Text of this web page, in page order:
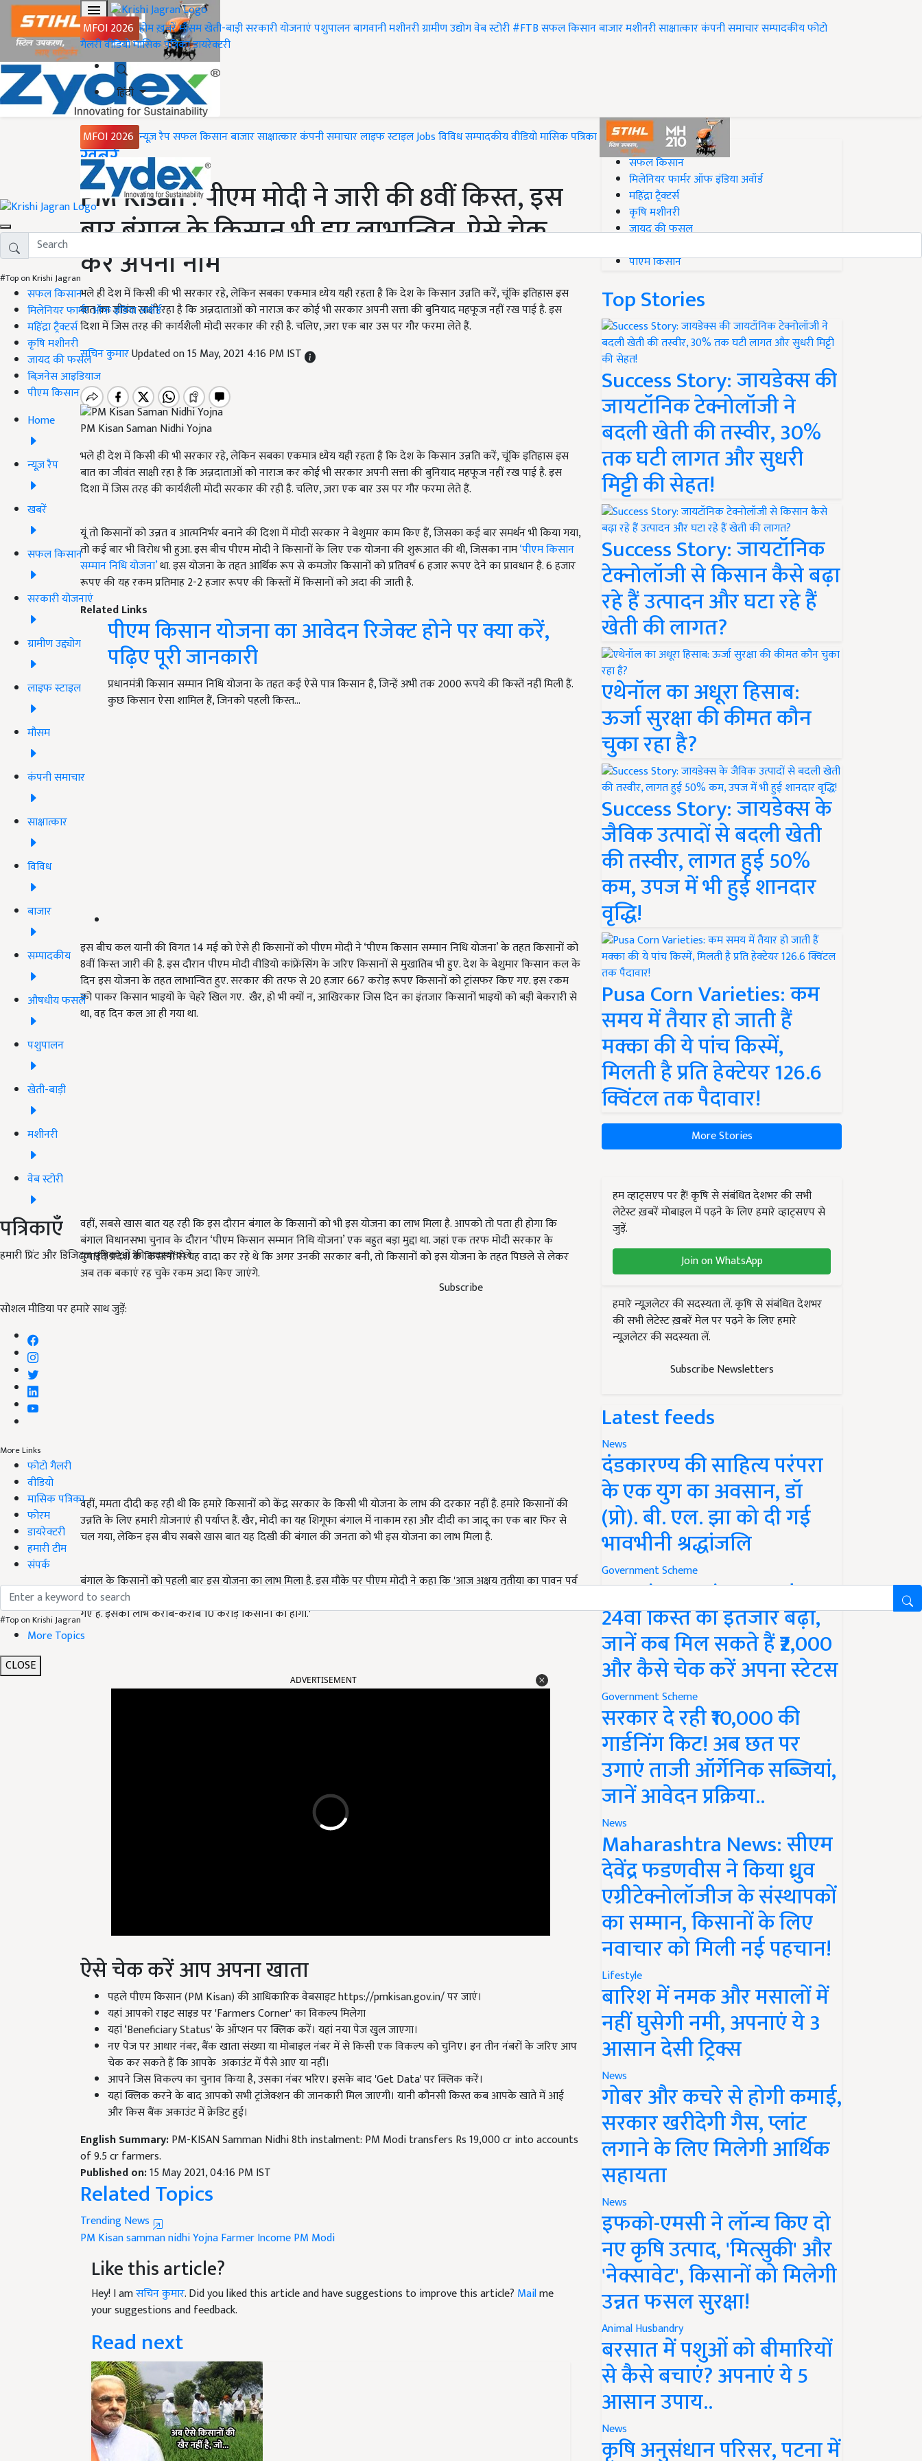
MFOI 2026 होमख़बरेंमौसमखेती-बाड़ीसरकारी योजनाएंपशुपालनबागवानीमशीनरीग्रामीण उद्योगवेब स्टोरी#FTBसफल किसानबाजारमशीनरीसाक्षात्कारकंपनी समाचारसम्पादकीयफोटो
गैलरीवीडियोमासिक पत्रिकाडायरेक्टरी
हिंदी
MFOI 2026 न्यूज़ रैपसफल किसानबाजारसाक्षात्कारकंपनी समाचारलाइफ स्टाइलJobsविविधसम्पादकीयवीडियोमासिक पत्रिका
#Top on Krishi Jagran
सफल किसान
मिलेनियर फार्मर ऑफ इंडिया अवॉर्ड
महिंद्रा ट्रैक्टर्स
कृषि मशीनरी
जायद की फसल
बिज़नेस आइडियाज
पीएम किसान
Home
न्यूज़ रैप
खबरें
सफल किसान
सरकारी योजनाएं
ग्रामीण उद्द्योग
लाइफ स्टाइल
मौसम
कंपनी समाचार
साक्षात्कार
विविध
बाजार
सम्पादकीय
औषधीय फसलें
पशुपालन
खेती-बाड़ी
मशीनरी
वेब स्टोरी
पत्रिकाएँ
हमारी प्रिंट और डिजिटल पत्रिकाओं की सदस्यता लें
Subscribe
सोशल मीडिया पर हमारे साथ जुड़ें:
More Links
फोटो गैलरी
वीडियो
मासिक पत्रिका
फोरम
डायरेक्टरी
हमारी टीम
संपर्क
#Top on Krishi Jagran
More Topics
CLOSE
Home
ख़बरें
PM Kisan : पीएम मोदी ने जारी की 8वीं किस्त, इस
बार बंगाल के किसान भी हुए लाभान्वित, ऐसे चेक
करें अपना नाम
भले ही देश में किसी की भी सरकार रहे, लेकिन सबका एकमात्र ध्येय यही रहता है कि देश के किसान उन्नति करें, चूंकि इतिहास इस
बात का जीवंत साक्षी रहा है कि अन्नदाताओं को नाराज कर कोई भी सरकार अपनी सत्ता की बुनियाद महफूज नहीं रख पाई है. इस
दिशा में जिस तरह की कार्यशैली मोदी सरकार की रही है. चलिए, ज़रा एक बार उस पर गौर फरमा लेते हैं.
सचिन कुमारUpdated on 15 May, 2021 4:16 PM IST
PM Kisan Saman Nidhi Yojna
भले ही देश में किसी की भी सरकार रहे, लेकिन सबका एकमात्र ध्येय यही रहता है कि देश के किसान उन्नति करें, चूंकि इतिहास इस
बात का जीवंत साक्षी रहा है कि अन्नदाताओं को नाराज कर कोई भी सरकार अपनी सत्ता की बुनियाद महफूज नहीं रख पाई है. इस
दिशा में जिस तरह की कार्यशैली मोदी सरकार की रही है. चलिए, ज़रा एक बार उस पर गौर फरमा लेते हैं.
यूं तो किसानों को उन्नत व आत्मनिर्भर बनाने की दिशा में मोदी सरकार ने बेशुमार काम किए हैं, जिसका कई बार समर्थन भी किया गया,
तो कई बार भी विरोध भी हुआ. इस बीच पीएम मोदी ने किसानों के लिए एक योजना की शुरूआत की थी, जिसका नाम‘पीएम किसान
सम्मान निधि योजना’था. इस योजना के तहत आर्थिक रूप से कमजोर किसानों को प्रतिवर्ष 6 हजार रूपए देने का प्रावधान है. 6 हजार
रूपए की यह रकम प्रतिमाह 2-2 हजार रूपए की किस्तों में किसानों को अदा की जाती है.
Related Links
पीएम किसान योजना का आवेदन रिजेक्ट होने पर क्या करें,
पढ़िए पूरी जानकारी
प्रधानमंत्री किसान सम्मान निधि योजना के तहत कई ऐसे पात्र किसान है, जिन्हें अभी तक 2000 रूपये की किस्तें नहीं मिली हैं.
कुछ किसान ऐसा शामिल हैं, जिनको पहली किस्त…
इस बीच कल यानी की विगत 14 मई को ऐसे ही किसानों को पीएम मोदी ने ‘पीएम किसान सम्मान निधि योजना’ के तहत किसानों को
8वीं किस्त जारी की है. इस दौरान पीएम मोदी वीडियो कांफ्रेंसिंग के जरिए किसानों से मुखातिब भी हुए. देश के बेशुमार किसान कल के
दिन इस योजना के तहत लाभान्वित हुए. सरकार की तरफ से 20 हजार 667 करोड़ रूपए किसानों को ट्रांसफर किए गए. इस रकम
को पाकर किसान भाइयों के चेहरे खिल गए. खैर, हो भी क्यों न, आखिरकार जिस दिन का इंतजार किसानों भाइयों को बड़ी बेकरारी से
था, वह दिन कल आ ही गया था.
वहीं, सबसे खास बात यह रही कि इस दौरान बंगाल के किसानों को भी इस योजना का लाभ मिला है. आपको तो पता ही होगा कि
बंगाल विधानसभा चुनाव के दौरान ‘पीएम किसान सम्मान निधि योजना’ एक बहुत बड़ा मुद्दा था. जहां एक तरफ मोदी सरकार के
नुमाइंदे प्रदेश के किसानों से यह वादा कर रहे थे कि अगर उनकी सरकार बनी, तो किसानों को इस योजना के तहत पिछले से लेकर
अब तक बकाएं रह चुके रकम अदा किए जाएंगे.
वहीं, ममता दीदी कह रही थी कि हमारे किसानों को केंद्र सरकार के किसी भी योजना के लाभ की दरकार नहीं है. हमारे किसानों की
उन्नति के लिए हमारी य़ोजनाएं ही पर्याप्त हैं. खैर, मोदी का यह शिगूफा बंगाल में नाकाम रहा और दीदी का जादू का एक बार फिर से
चल गया, लेकिन इस बीच सबसे खास बात यह दिखी की बंगाल की जनता को भी इस योजना का लाभ मिला है.
बंगाल के किसानों को पहली बार इस योजना का लाभ मिला है. इस मौके पर पीएम मोदी ने कहा कि 'आज अक्षय तृतीया का पावन पर्व
है, कृषि के नए चक्र की शुरुआत का समय है और आज ही करीब 19 हजार करोड़ रुपए किसानों के बैंक खातों में सीधे ट्रांसफर किए
गए हैं. इसका लाभ करीब-करीब 10 करोड़ किसानों को होगा.'
ऐसे चेक करें आप अपना खाता
पहले पीएम किसान (PM Kisan) की आधिकारिक वेबसाइट https://pmkisan.gov.in/ पर जाएं।
यहां आपको राइट साइड पर 'Farmers Corner' का विकल्प मिलेगा
यहां ‘Beneficiary Status' के ऑप्शन पर क्लिक करें। यहां नया पेज खुल जाएगा।
नए पेज पर आधार नंबर, बैंक खाता संख्या या मोबाइल नंबर में से किसी एक विकल्प को चुनिए। इन तीन नंबरों के जरिए आप
चेक कर सकते हैं कि आपके अकाउंट में पैसे आए या नहीं।
आपने जिस विकल्प का चुनाव किया है, उसका नंबर भरिए। इसके बाद 'Get Data' पर क्लिक करें।
यहां क्लिक करने के बाद आपको सभी ट्रांजेक्शन की जानकारी मिल जाएगी। यानी कौनसी किस्त कब आपके खाते में आई
और किस बैंक अकाउंट में क्रेडिट हुई।
PM-KISAN Samman Nidhi 8th instalment: PM Modi transfers Rs 19,000 cr into accounts
of 9.5 cr farmers.
Published on:15 May 2021, 04:16 PM IST
Related Topics
Trending News
PM Kisan samman nidhi Yojna
Like this article?
Hey! I amसचिन कुमार. Did you liked this article and have suggestions to improve this article?
your suggestions and feedback.
Read next
#Top on Krishi Jagran
सफल किसान
मिलेनियर फार्मर ऑफ इंडिया अवॉर्ड
महिंद्रा ट्रैक्टर्स
कृषि मशीनरी
जायद की फसल
पीएम किसान
Top Stories
Success Story: जायडेक्स की
जायटॉनिक टेक्नोलॉजी ने
बदली खेती की तस्वीर, 30%
तक घटी लागत और सुधरी
मिट्टी की सेहत!
Success Story: जायटॉनिक
टेक्नोलॉजी से किसान कैसे बढ़ा
रहे हैं उत्पादन और घटा रहे हैं
खेती की लागत?
एथेनॉल का अधूरा हिसाब:
ऊर्जा सुरक्षा की कीमत कौन
चुका रहा है?
Success Story: जायडेक्स के
जैविक उत्पादों से बदली खेती
की तस्वीर, लागत हुई 50%
कम, उपज में भी हुई शानदार
वृद्धि!
Pusa Corn Varieties: कम
समय में तैयार हो जाती हैं
मक्का की ये पांच किस्में,
मिलती है प्रति हेक्टेयर 126.6
क्विंटल तक पैदावार!
More Stories
हम व्हाट्सएप पर हैं! कृषि से संबंधित देशभर की सभी
लेटेस्ट ख़बरें मोबाइल में पढ़ने के लिए हमारे व्हाट्सएप से
जुड़ें.
Join on WhatsApp
हमारे न्यूज़लेटर की सदस्यता लें. कृषि से संबंधित देशभर
की सभी लेटेस्ट ख़बरें मेल पर पढ़ने के लिए हमारे
न्यूज़लेटर की सदस्यता लें.
Subscribe Newsletters
Latest feeds
News
दंडकारण्य की साहित्य परंपरा
के एक युग का अवसान, डॉ
(प्रो). बी. एल. झा को दी गई
भावभीनी श्रद्धांजलि
Government Scheme
PM Kisan Yojana Update:
24वीं किस्त का इंतजार बढ़ा,
जानें कब मिल सकते हैं ₹2,000
और कैसे चेक करें अपना स्टेटस
Government Scheme
सरकार दे रही ₹10,000 की
गार्डनिंग किट! अब छत पर
उगाएं ताजी ऑर्गेनिक सब्जियां,
जानें आवेदन प्रक्रिया..
News
Maharashtra News: सीएम
देवेंद्र फडणवीस ने किया ध्रुव
एग्रीटेक्नोलॉजीज के संस्थापकों
का सम्मान, किसानों के लिए
नवाचार को मिली नई पहचान!
Lifestyle
बारिश में नमक और मसालों में
नहीं घुसेगी नमी, अपनाएं ये 3
आसान देसी ट्रिक्स
News
गोबर और कचरे से होगी कमाई,
सरकार खरीदेगी गैस, प्लांट
लगाने के लिए मिलेगी आर्थिक
सहायता
News
इफको-एमसी ने लॉन्च किए दो
नए कृषि उत्पाद, 'मित्सुकी' और
'नेक्सावेट', किसानों को मिलेगी
उन्नत फसल सुरक्षा!
Animal Husbandry
बरसात में पशुओं को बीमारियों
से कैसे बचाएं? अपनाएं ये 5
आसान उपाय..
News
कृषि अनुसंधान परिसर, पटना में